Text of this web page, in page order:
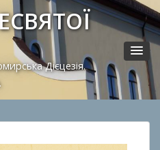
Дієцезія.